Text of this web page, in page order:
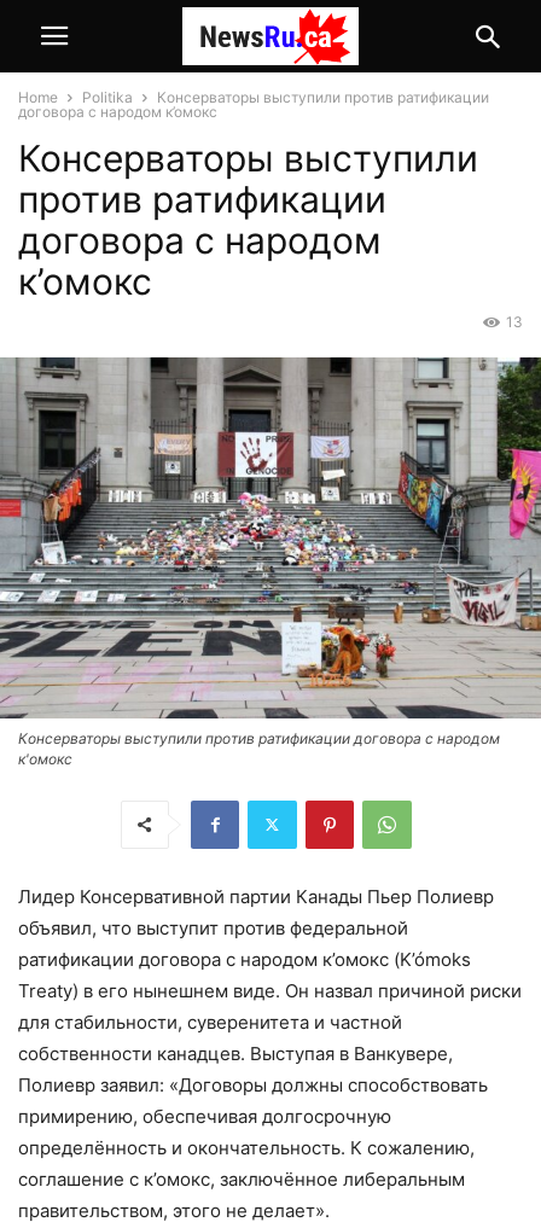
Home Politika
Консерваторы выступили против ратификации
договора с народом к’омокс
Консерваторы выступили
против ратификации
договора с народом
к’омокс
13
Консерваторы выступили против ратификации договора с народом
к'омокс
Лидер Консервативной партии Канады Пьер Полиевр
объявил, что выступит против федеральной
ратификации договора с народом к’омокс (K’ómoks
Treaty) в его нынешнем виде. Он назвал причиной риски
для стабильности, суверенитета и частной
собственности канадцев. Выступая в Ванкувере,
Полиевр заявил: «Договоры должны способствовать
примирению, обеспечивая долгосрочную
определённость и окончательность. К сожалению,
соглашение с к’омокс, заключённое либеральным
правительством, этого не делает».